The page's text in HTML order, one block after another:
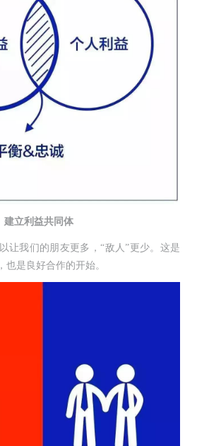
建立利益共同体
让我们的朋友更多，“敌人”更少。这是
是良好合作的开始。